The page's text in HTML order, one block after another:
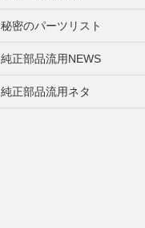
秘密のパーツリスト
純正部品流用NEWS
純正部品流用ネタ